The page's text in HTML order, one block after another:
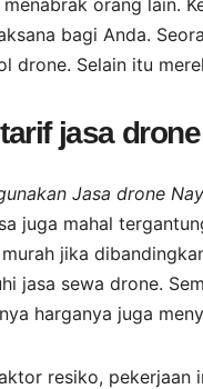
orang lain.
bagi Anda.
drone. Selain itu
jasa
Jasa drone
juga mahal
jika
jasa sewa drone.
harganya juga
resiko, pekerjaan